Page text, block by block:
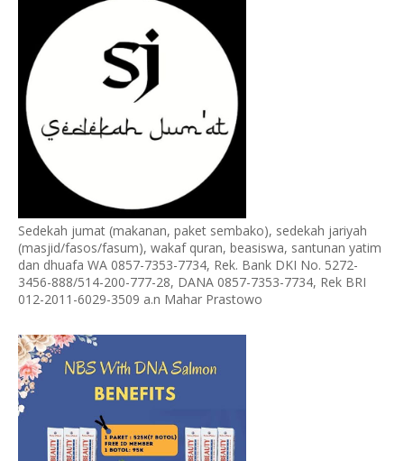
Sedekah jumat (makanan, paket sembako), sedekah jariyah
(masjid/fasos/fasum), wakaf quran, beasiswa, santunan yatim
dan dhuafa WA 0857-7353-7734, Rek. Bank DKI No. 5272-
3456-888/514-200-777-28, DANA 0857-7353-7734, Rek BRI
012-2011-6029-3509 a.n Mahar Prastowo